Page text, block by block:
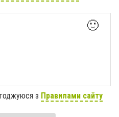
🙂
з Правилами сайту